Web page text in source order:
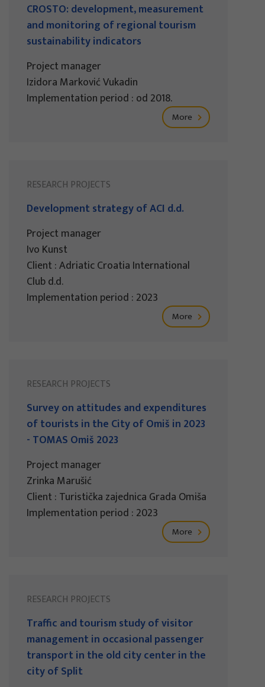
CROSTO: development, measurement
and monitoring of regional tourism
sustainability indicators
Project manager
Izidora Marković Vukadin
Implementation period : od 2018.
More
RESEARCH PROJECTS
Development strategy of ACI d.d.
Project manager
Ivo Kunst
Client : Adriatic Croatia International
Club d.d.
Implementation period : 2023
More
RESEARCH PROJECTS
Survey on attitudes and expenditures
of tourists in the City of Omiš in 2023
- TOMAS Omiš 2023
Project manager
Zrinka Marušić
Client : Turistička zajednica Grada Omiša
Implementation period : 2023
More
RESEARCH PROJECTS
Traffic and tourism study of visitor
management in occasional passenger
transport in the old city center in the
city of Split